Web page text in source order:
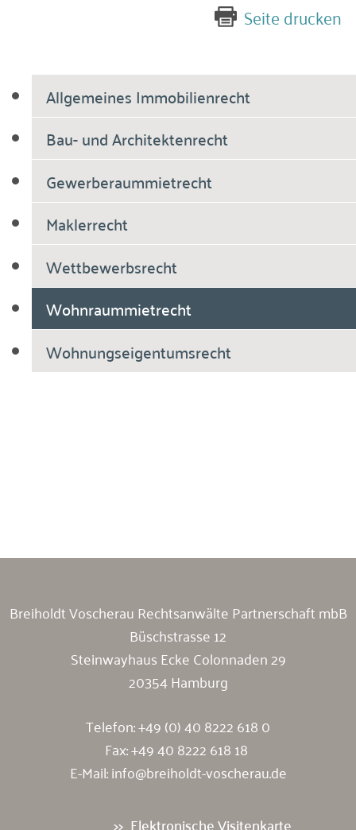
Allgemeines Immobilienrecht
Bau- und Architektenrecht
Gewerberaummietrecht
Maklerrecht
Wettbewerbsrecht
Wohnraummietrecht
Wohnungseigentumsrecht
Seite drucken
Breiholdt Voscherau Rechtsanwälte Partnerschaft mbB
Büschstrasse 12
Steinwayhaus Ecke Colonnaden 29
20354 Hamburg
Telefon:+49 (0) 40 8222 618 0
Fax: +49 40 8222 618 18
E-Mail:info@breiholdt-voscherau.de